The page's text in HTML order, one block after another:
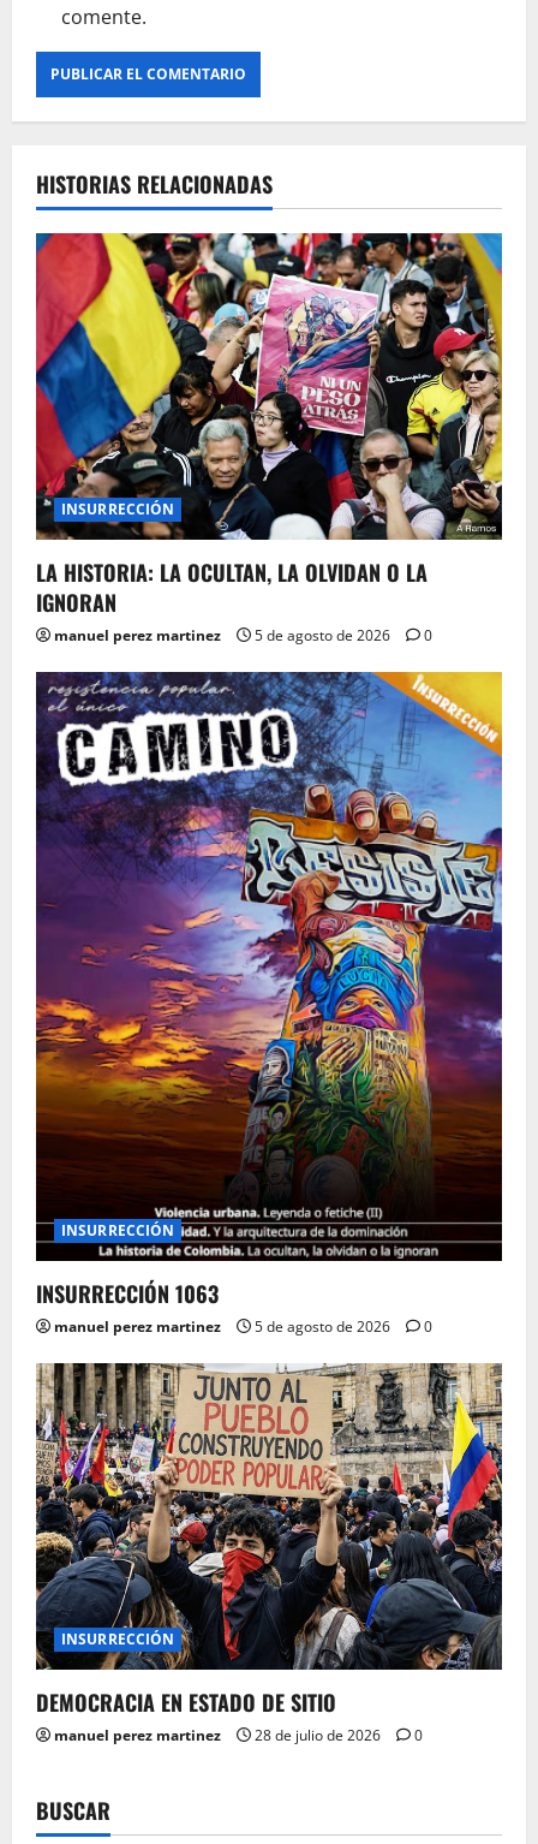
comente.
HISTORIAS RELACIONADAS
INSURRECCIÓN
LA HISTORIA: LA OCULTAN, LA OLVIDAN O LA
IGNORAN
manuel perez martinez 5 de agosto de 2026 0
INSURRECCIÓN
INSURRECCIÓN 1063
manuel perez martinez 5 de agosto de 2026 0
INSURRECCIÓN
DEMOCRACIA EN ESTADO DE SITIO
manuel perez martinez 28 de julio de 2026 0
BUSCAR